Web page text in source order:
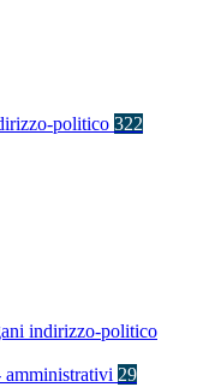
politico 322
indirizzo-politico
29